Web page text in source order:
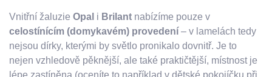
Vnitřní žaluzie Opal i Brilant nabízíme pouze v
celostínícím (domykavém) provedení – v lamelách tedy
nejsou dírky, kterými by světlo pronikalo dovnitř. Je to
nejen vzhledově pěknější, ale také praktičtější, místnost je
lépe zastíněna (oceníte to například v dětské pokojíčku při